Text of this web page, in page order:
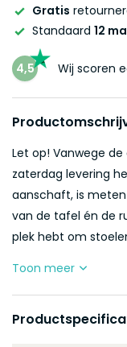
Gratis
Standaard 12
4,5 Wij scoren
Let op! Vanwege
zaterdag levering
aanschaft, is
van de tafel én de
plek hebt om
Toon meer